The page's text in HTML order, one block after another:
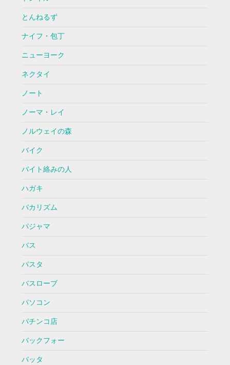
とんねるず
ナイフ・包丁
ニューヨーク
ネクタイ
ノート
ノーマ・レイ
ノルウェイの森
バイク
バイト絡みの人
ハガキ
バカリズム
パジャマ
バス
パスタ
バスローブ
パソコン
パチンコ店
バックフォー
バッタ